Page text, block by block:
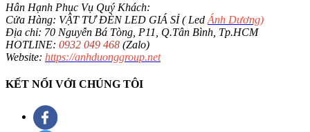
Hân Hạnh Phục Vụ Quý Khách:
Cửa Hàng: VẬT TƯ ĐÈN LED GIÁ SỈ ( Led Ánh Dương)
Địa chỉ: 70 Nguyễn Bá Tòng, P11, Q.Tân Bình, Tp.HCM
HOTLINE: 0932 049 468 (Zalo)
Website: https://anhduonggroup.net
KẾT NỐI VỚI CHÚNG TÔI